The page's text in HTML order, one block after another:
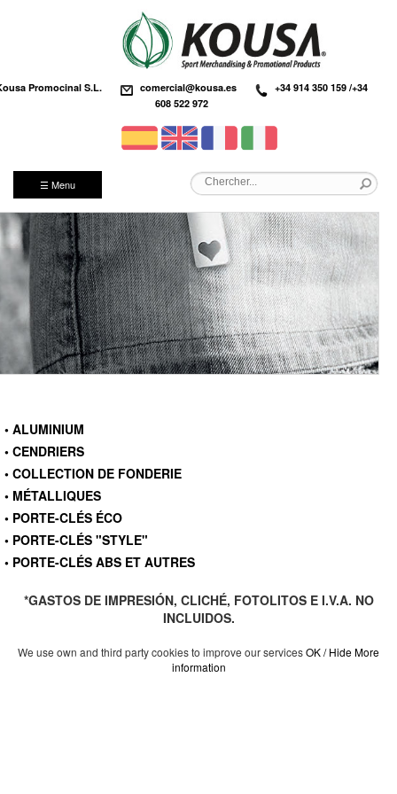
Promocinal S.L. comercial@kousa.es
+34 914 350 159 /+34
608 522 972
☰ Menu
• ALUMINIUM
• CENDRIERS
• COLLECTION DE FONDERIE
• MÉTALLIQUES
• PORTE-CLÉS ÉCO
• PORTE-CLÉS "STYLE"
• PORTE-CLÉS ABS ET AUTRES
*GASTOS DE IMPRESIÓN, CLICHÉ, FOTOLITOS E I.V.A. NO
INCLUIDOS.
We use own and third party cookies to improve our servicesOK / HideMore
information